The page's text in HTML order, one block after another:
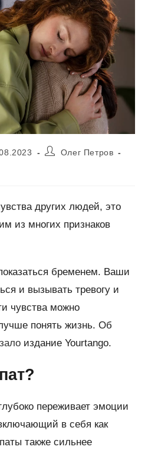
АвторОлег Петров
других людей, это
из многих признаков
бременем. Ваши
и вызывать тревогу и
чувства можно
понять жизнь. Об
издание Yourtango.
переживает эмоции
в себя как
также сильнее